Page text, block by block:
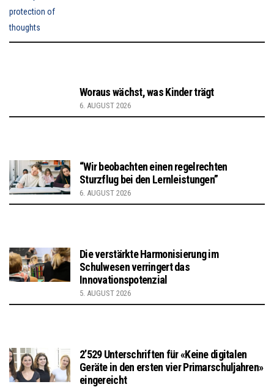
Woraus wächst, was Kinder trägt
6. AUGUST 2026
“Wir beobachten einen regelrechten
Sturzflug bei den Lernleistungen”
6. AUGUST 2026
Die verstärkte Harmonisierung im
Schulwesen verringert das
Innovationspotenzial
5. AUGUST 2026
2’529 Unterschriften für «Keine digitalen
Geräte in den ersten vier Primarschuljahren»
eingereicht